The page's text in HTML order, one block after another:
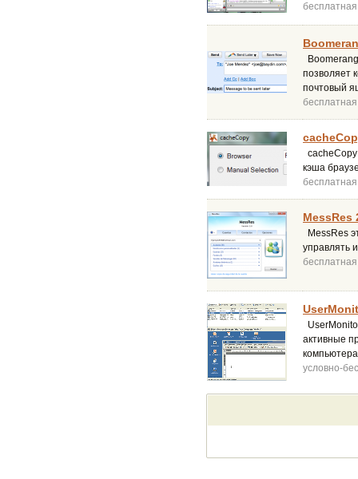
бесплатная
позволяет
почтовый
бесплатная
кэша
бесплатная
MessRes
MessRes
управлять
бесплатная
активные
условно-